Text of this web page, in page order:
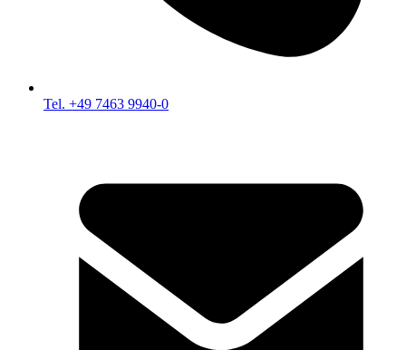
Tel. +49 7463 9940-0